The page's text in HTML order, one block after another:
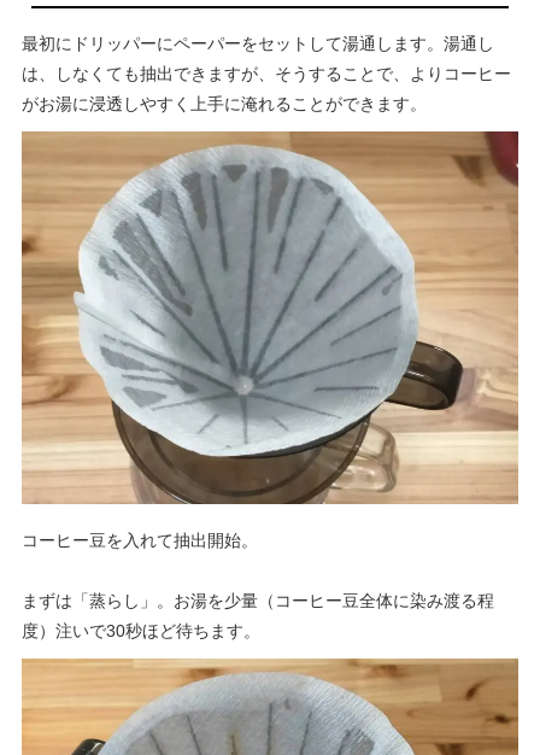
最初にドリッパーにペーパーをセットして湯通します。湯通し
は、しなくても抽出できますが、そうすることで、よりコーヒー
がお湯に浸透しやすく上手に淹れることができます。
コーヒー豆を入れて抽出開始。
まずは「蒸らし」。お湯を少量（コーヒー豆全体に染み渡る程
度）注いで30秒ほど待ちます。